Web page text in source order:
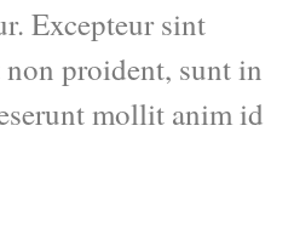
Excepteur sint
proident, sunt in
mollit anim id